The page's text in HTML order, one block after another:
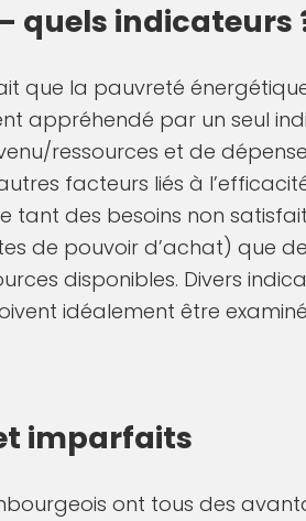
quels indicateurs
que la pauvreté
appréhendé par un seul
ressources et de
facteurs liés à
tant des besoins non
de pouvoir d’achat) que
disponibles. Divers
idéalement être
imparfaits
ont tous des